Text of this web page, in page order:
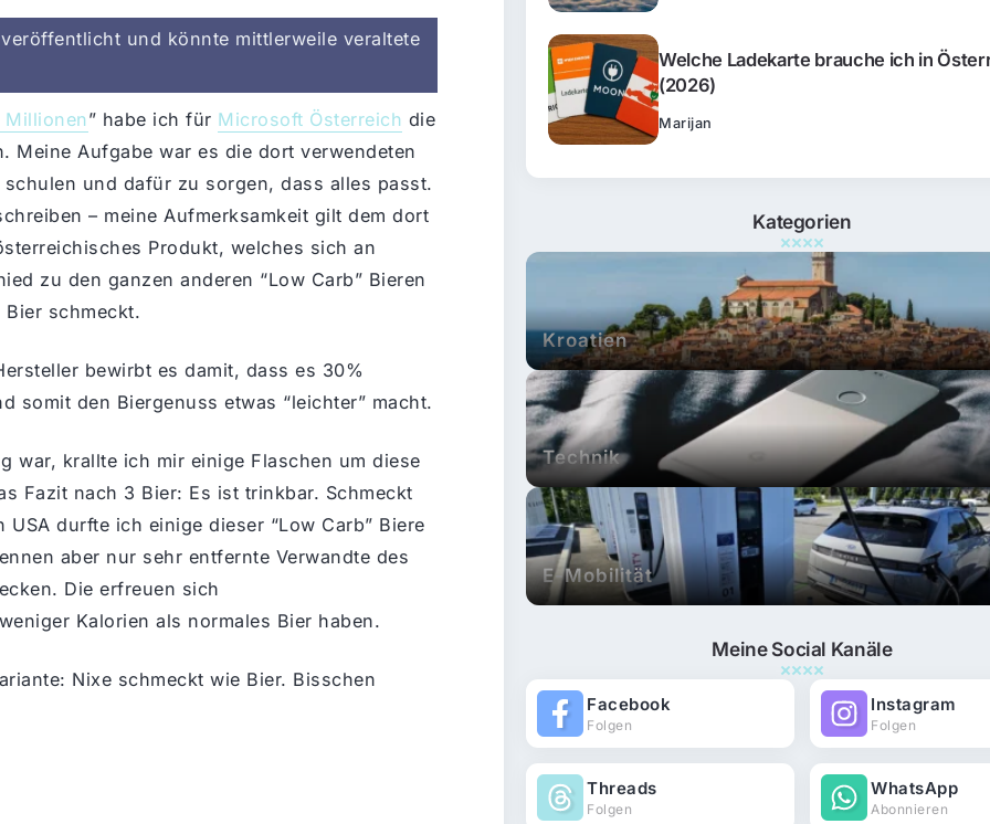
und könnte mittlerweile veraltete
” habe ich für Microsoft Österreich die
Meine Aufgabe war es die dort verwendeten
und dafür zu sorgen, dass alles passt.
– meine Aufmerksamkeit gilt dem dort
Produkt, welches sich an
zu den ganzen anderen “Low Carb” Bieren
schmeckt.
bewirbt es damit, dass es 30%
somit den Biergenuss etwas “leichter” macht.
war, krallte ich mir einige Flaschen um diese
Fazit nach 3 Bier: Es ist trinkbar. Schmeckt
durfte ich einige dieser “Low Carb” Biere
aber nur sehr entfernte Verwandte des
Die erfreuen sich
Kalorien als normales Bier haben.
Nixe schmeckt wie Bier. Bisschen
Welche Ladekarte brauche ich in
(2026)
Marijan
Kategorien
Kroatien
Technik
E-Mobilität
Meine Social Kanäle
Facebook
Folgen
Instagram
Folgen
Threads
Folgen
WhatsApp
Abonnieren